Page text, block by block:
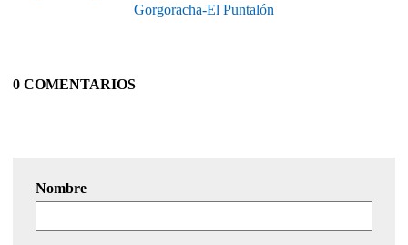
Gorgoracha-El Puntalón
0 COMENTARIOS
Nombre